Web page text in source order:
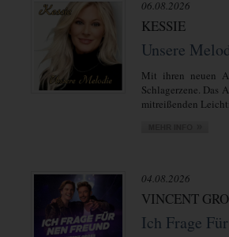
06.08.2026
KESSIE
Unsere
Mit ihren neuen
Schlagerzene. Das
mitreißenden
04.08.2026
VINCENT
Ich Frage